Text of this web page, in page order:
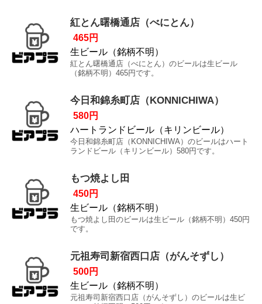
紅とん曙橋通店（べにとん）
465円
生ビール（銘柄不明）
紅とん曙橋通店（べにとん）のビールは生ビール
（銘柄不明）465円です。
今日和錦糸町店（KONNICHIWA）
580円
ハートランドビール（キリンビール）
今日和錦糸町店（KONNICHIWA）のビールはハート
ランドビール（キリンビール）580円です。
もつ焼よし田
450円
生ビール（銘柄不明）
もつ焼よし田のビールは生ビール（銘柄不明）450円
です。
元祖寿司新宿西口店（がんそずし）
500円
生ビール（銘柄不明）
元祖寿司新宿西口店（がんそずし）のビールは生ビ